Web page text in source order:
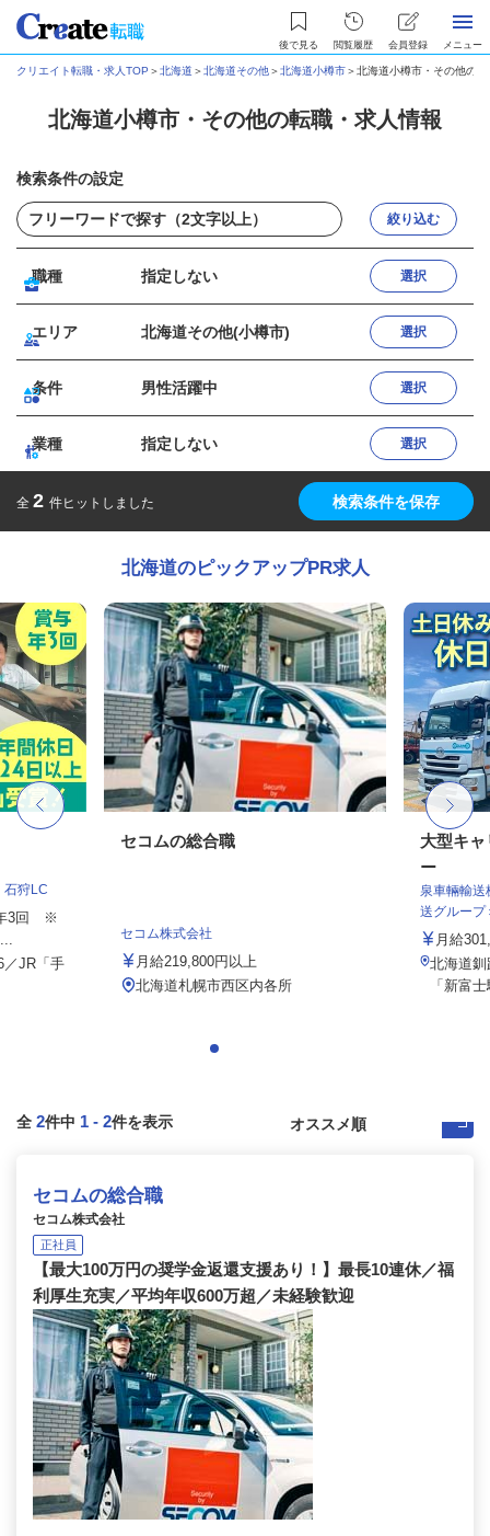
後で見る 閲覧履歴 会員登録 メニュー
クリエイト転職・求人TOP ＞北海道 ＞北海道その他＞北海道小樽市＞北海道小樽市・その他の
北海道小樽市・その他の転職・求人情報
検索条件の設定
絞り込む
職種 指定しない 選択
エリア 北海道その他(小樽市) 選択
条件 男性活躍中 選択
業種 指定しない 選択
全 2 件ヒットしました 検索条件を保存
北海道のピックアップPR求人
狩LC
年3回 ※
／JR「手
セコムの総合職
セコム株式会社
月給219,800円以上
北海道札幌市西区内各所
大型キ
ー
泉車輛輸
送グループ
月給
北海道釧
「新富
全 2件中 1 - 2件を表示
セコムの総合職
セコム株式会社
正社員
【最大100万円の奨学金返還支援あり！】最長10連休／福
利厚生充実／平均年収600万超／未経験歓迎